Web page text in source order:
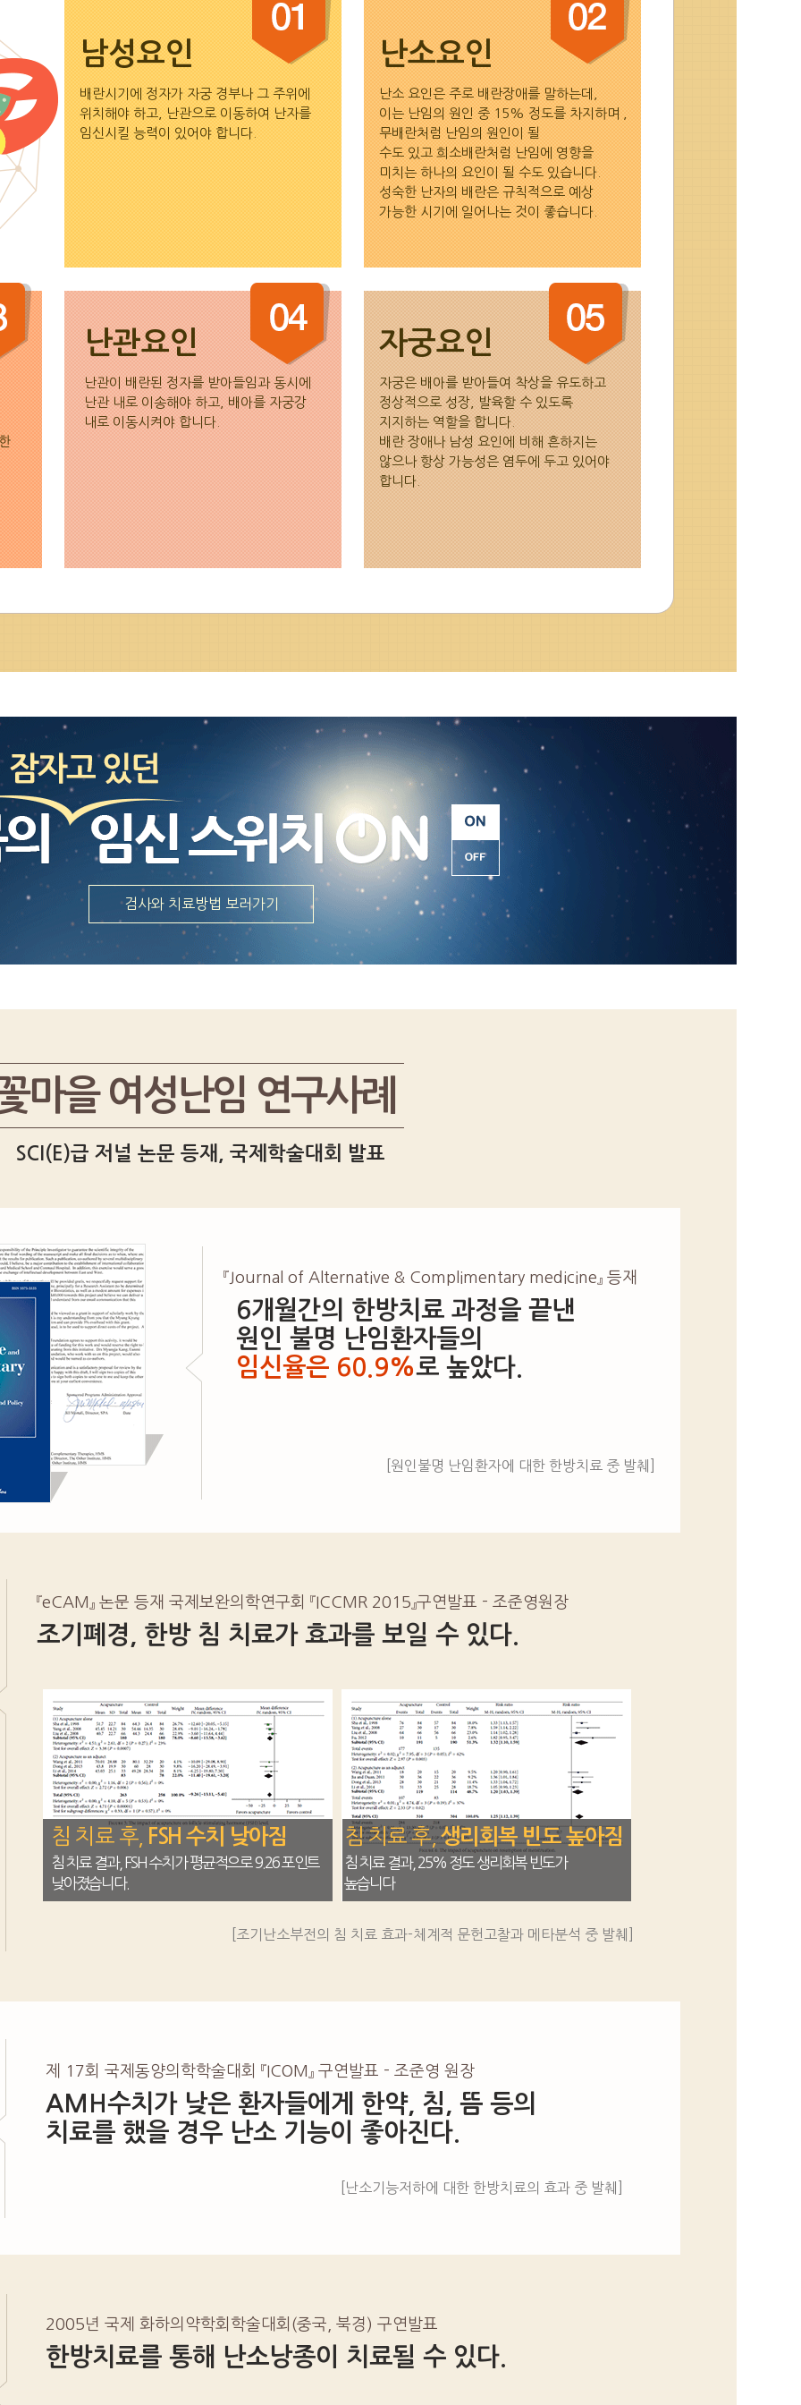
남성요인
배란시기에 정자가 자궁 경부나 그 주위에
위치해야 하고, 난관으로 이동하여 난자를
임신시킬 능력이 있어야 합니다.
난소요인
난소 요인은 주로 배란장애를 말하는데,
이는 난임의 원인 중 15% 정도를 차지하며 ,
무배란처럼 난임의 원인이 될
수도 있고 희소배란처럼 난임에 영향을
미치는 하나의 요인이 될 수도 있습니다.
성숙한 난자의 배란은 규칙적으로 예상
가능한 시기에 일어나는 것이 좋습니다.
난관요인
난관이 배란된 정자를 받아들임과 동시에
난관 내로 이송해야 하고, 배아를 자궁강
내로 이동시켜야 합니다.
자궁요인
자궁은 배아를 받아들여 착상을 유도하고
정상적으로 성장, 발육할 수 있도록
지지하는 역할을 합니다.
배란 장애나 남성 요인에 비해 흔하지는
않으나 항상 가능성은 염두에 두고 있어야
합니다.
검사와 치료방법 보러가기
마을 여성난임 연구사례
SCI(E)급 저널 논문 등재, 국제학술대회 발표
『Journal of Alternative & Complimentary medicine』 등재
6개월간의 한방치료 과정을 끝낸
원인 불명 난임환자들의
임신율은 60.9%로 높았다.
[원인불명 난임환자에 대한 한방치료 중 발췌]
『eCAM』 논문 등재 국제보완의학연구회 『ICCMR 2015』구연발표 - 조준영원장
조기폐경, 한방 침 치료가 효과를 보일 수 있다.
침 치료 후, FSH 수치 낮아짐
침 치료 결과, FSH 수치가 평균적으로 9.26 포인트
낮아졌습니다.
침 치료 후,생리회복 빈도 높아짐
침 치료 결과, 25% 정도 생리회복 빈도가
높습니다
[조기난소부전의 침 치료 효과-체계적 문헌고찰과 메타분석 중 발췌]
제 17회 국제동양의학학술대회 『ICOM』 구연발표 - 조준영 원장
AMH수치가 낮은 환자들에게 한약, 침, 뜸 등의
치료를 했을 경우 난소 기능이 좋아진다.
[난소기능저하에 대한 한방치료의 효과 중 발췌]
2005년 국제 화하의약학회학술대회(중국, 북경) 구연발표
한방치료를 통해 난소낭종이 치료될 수 있다.